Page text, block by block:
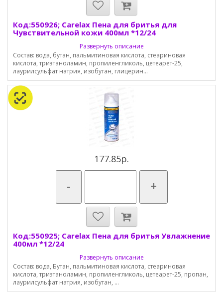
Код:550926; Carelax Пена для бритья для
Чувствительной кожи 400мл *12/24
Развернуть описание
Состав: вода, бутан, пальмитиновая кислота, стеариновая
кислота, триэтаноламин, пропиленгликоль, цетеарет-25,
лаурилсульфат натрия, изобутан, глицерин...
177.85р.
- +
Код:550925; Carelax Пена для бритья Увлажнение
400мл *12/24
Развернуть описание
Состав: вода, Бутан, пальмитиновая кислота, стеариновая
кислота, триэтаноламин, пропиленгликоль, цетеарет-25, пропан,
лаурилсульфат натрия, изобутан, ...